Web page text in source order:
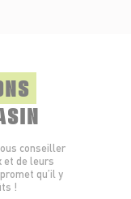
conseiller
et de leurs
qu’il y
!